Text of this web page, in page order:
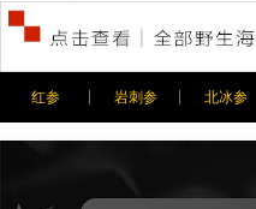
红参 岩刺参 北冰参